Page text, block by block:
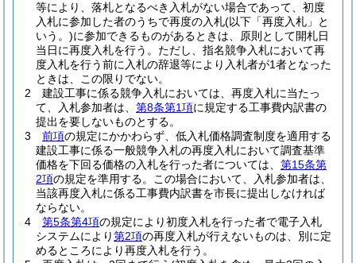
等により、落札となるべき入札がない場合であって、初度
入札に参加した者のうちで再度の入札(以下「再度入札」と
いう。)に参加できるものがあるときは、原則として開札日
当日に再度入札を行う。 ただし、指名競争入札において再
度入札を行う前に入札の辞退等により入札者が1者となった
ときは、この限りでない。
2
建設工事に係る競争入札においては、再度入札に当たっ
て、入札参加者は、 第8条第1項に規定する工事費内訳書の
提出を要しないものとする。
3
前項の規定にかかわらず、低入札価格調査制度を適用する
建設工事に係る一般競争入札の再度入札において調査基準
価格を下回る価格の入札を行った者については、 第15条第
2項の規定を準用する。
この場合において、入札参加者は、
当該再度入札に係る工事費内訳書を市長に提出しなければ
ならない。
4
第5条第4項の規定により初度入札を行った者で電子入札
システムにより第2項の再度入札が行えないものは、別に定
めるところにより再度入札を行う。